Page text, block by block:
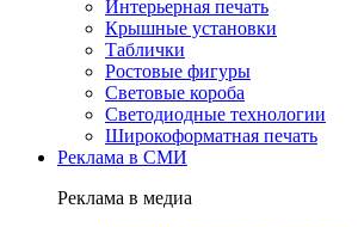
Интерьерная печать
Крышные установки
Таблички
Ростовые фигуры
Световые короба
Светодиодные технологии
Широкоформатная печать
Реклама в СМИ
Реклама в медиа